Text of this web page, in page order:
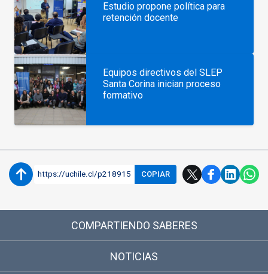
Estudio propone política para
retención docente
Equipos directivos del SLEP
Santa Corina inician proceso
formativo
https://uchile.cl/p218915 COPIAR
COMPARTIENDO SABERES
NOTICIAS